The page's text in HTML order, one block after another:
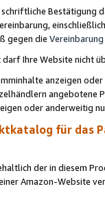
schriftliche
gegen die Vereinbarung
Ihre Website nicht
anzeigen
oder anderweitig
für das
der in diesem
Amazon-Website